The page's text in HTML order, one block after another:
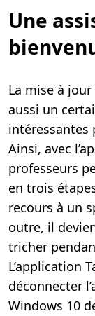
Une
La mise à
aussi un
intéressantes
Ainsi, avec
professeurs
en trois
recours à un
outre, il
tricher
L’application
déconnecter
Windows 10